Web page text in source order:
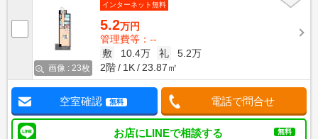
画像 : 23枚
インターネット無料
5.2万円
管理費等：--
敷
10.4万 礼
5.2万
2階
1K 23.87㎡
空室確認 無料 電話で問合せ
お店にLINEで相談する 無料